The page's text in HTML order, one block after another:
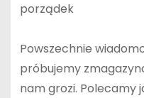
porządek
Powszechnie
próbujemy
nam grozi. Polecamy